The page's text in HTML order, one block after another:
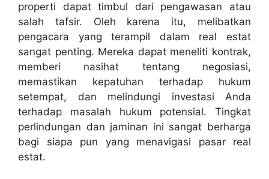
properti dapat timbul dari pengawasan atau
salah tafsir. Oleh karena itu, melibatkan
pengacara yang terampil dalam real estat
sangat penting. Mereka dapat meneliti kontrak,
memberi nasihat tentang negosiasi,
memastikan kepatuhan terhadap hukum
setempat, dan melindungi investasi Anda
terhadap masalah hukum potensial. Tingkat
perlindungan dan jaminan ini sangat berharga
bagi siapa pun yang menavigasi pasar real
estat.